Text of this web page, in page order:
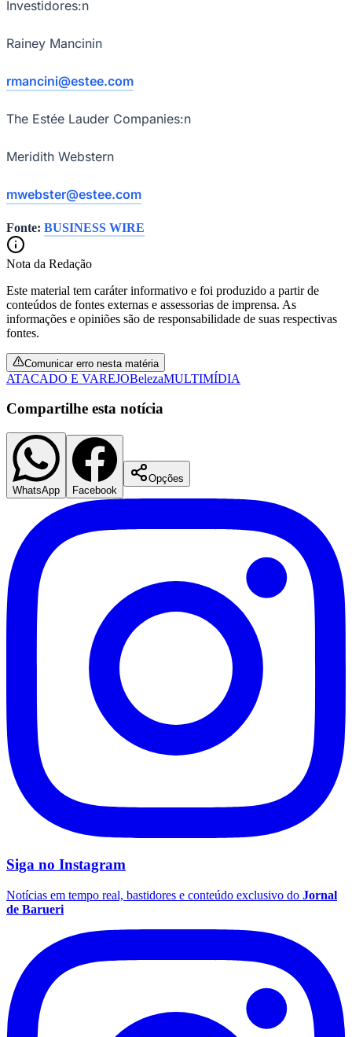
Bragantino
Vitória
Investidores:n
Rainey Mancinin
rmancini@estee.com
The Estée Lauder Companies:n
Meridith Webstern
mwebster@estee.com
Fonte: BUSINESS WIRE
Nota da Redação
Este material tem caráter informativo e foi produzido a partir de
conteúdos de fontes externas e assessorias de imprensa. As
informações e opiniões são de responsabilidade de suas respectivas
fontes.
Comunicar erro nesta matéria
ATACADO E VAREJOBelezaMULTIMÍDIA
Compartilhe esta notícia
WhatsApp Facebook
Opções
Siga no Instagram
Notícias em tempo real, bastidores e conteúdo exclusivo do Jornal
de Barueri